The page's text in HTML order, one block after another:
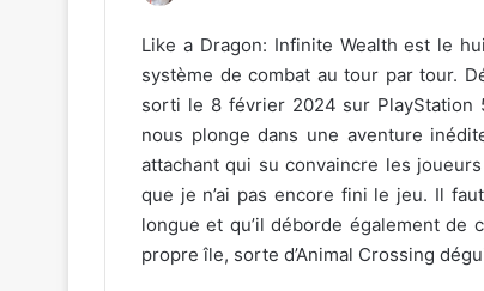
X
Like a Dragon: Infinite Wealth est le
système de combat au tour par tour.
sorti le 8 février 2024 sur PlayStation
nous plonge dans une aventure
attachant qui su convaincre les
que je n’ai pas encore fini le jeu. Il
longue et qu’il déborde également de
propre île, sorte d’Animal Crossing